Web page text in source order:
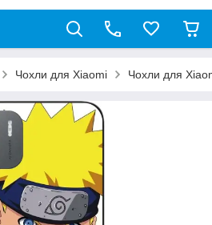
Чохли для Xiaomi Чохли для